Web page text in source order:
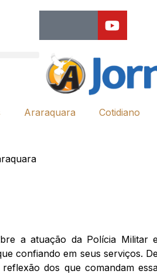
Araraquara Cotidiano
a atuação da Polícia Militar
confiando em seus serviços.
dos que comandam